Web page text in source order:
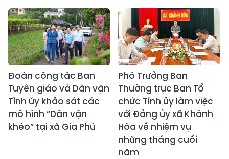
Đoàn công tác Ban
Tuyên giáo và Dân vận
Tỉnh ủy khảo sát các
mô hình “Dân vận
khéo” tại xã Gia Phú
Phó Trưởng Ban
Thường trực Ban Tổ
chức Tỉnh ủy làm việc
với Đảng ủy xã Khánh
Hòa về nhiệm vụ
những tháng cuối
năm